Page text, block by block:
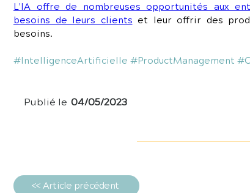
L'IA offre de nombreuses opportunités aux
besoins de leurs clients et leur offrir des
besoins.
#IntelligenceArtificielle #ProductManagement
Publié le 04/05/2023
<< Article précédent